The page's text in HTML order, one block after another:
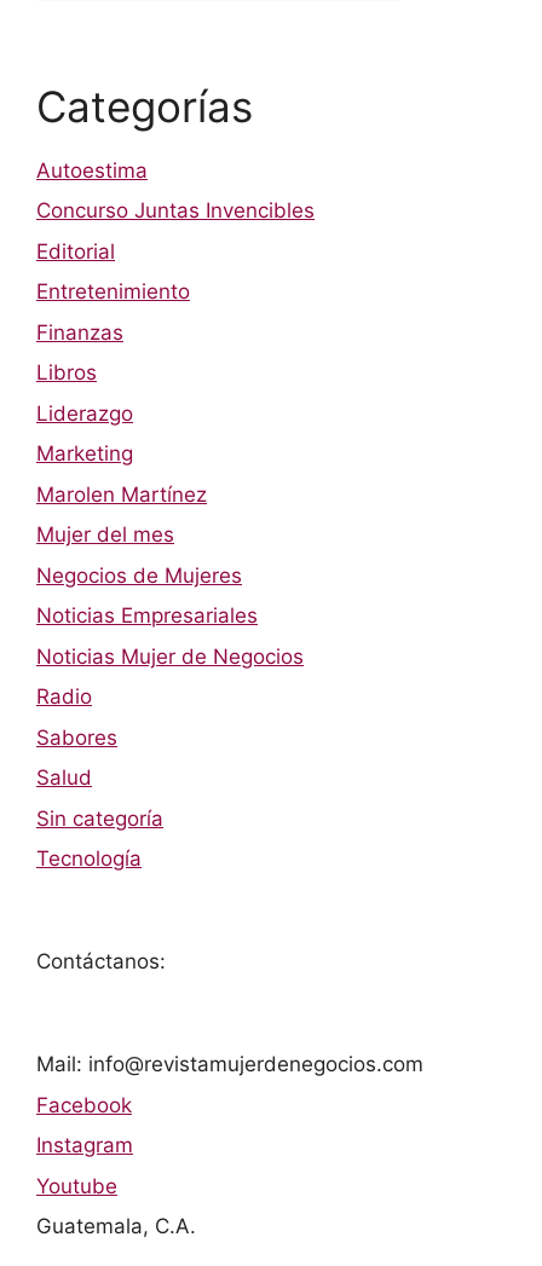
Categorías
Autoestima
Concurso Juntas Invencibles
Editorial
Entretenimiento
Finanzas
Libros
Liderazgo
Marketing
Marolen Martínez
Mujer del mes
Negocios de Mujeres
Noticias Empresariales
Noticias Mujer de Negocios
Radio
Sabores
Salud
Sin categoría
Tecnología
Contáctanos:
Mail: info@revistamujerdenegocios.com
Facebook
Instagram
Youtube
Guatemala, C.A.